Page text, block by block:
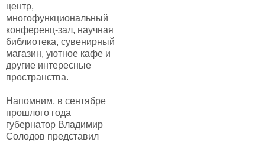
центр,
многофункциональный
конференц-зал, научная
библиотека, сувенирный
магазин, уютное кафе и
другие интересные
пространства.
Напомним, в сентябре
прошлого года
губернатор Владимир
Солодов представил